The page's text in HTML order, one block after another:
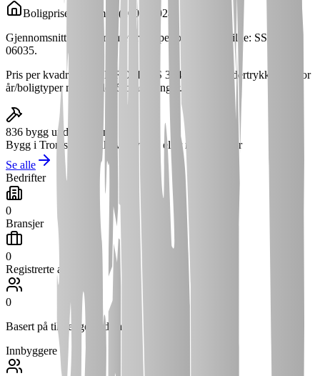
Boligpriser i
Tromsø ( 2002 2024
Gjennomsnittlig kvadratmeterpris per boligtype. Kilde: SSB tabell
06035.
Pris per kvadratmeter P-ROM (NS 3940). SSB undertrykker tall for
år/boligtyper med under 5 omsetninger.
836 bygg under endring
Bygg i Tromsø
med aktive bygge- eller rivetillatelser
Se alle
Bedrifter
0
Bransjer
0
Registrerte ansatte
0
Basert på tilgjengelig data
Innbyggere